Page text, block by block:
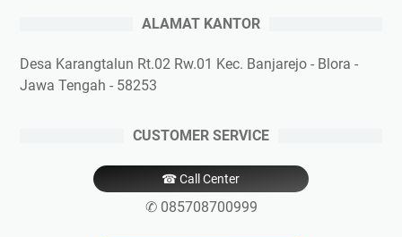
ALAMAT KANTOR
Desa Karangtalun Rt.02 Rw.01 Kec. Banjarejo - Blora -
Jawa Tengah - 58253
CUSTOMER SERVICE
☎ Call Center
✆ 085708700999